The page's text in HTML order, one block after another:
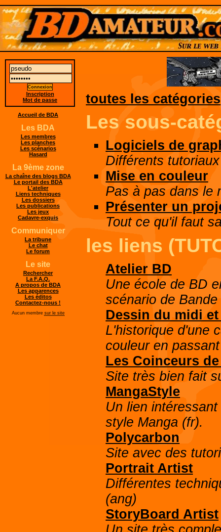
toutes les catégories
Les sous-
Logiciels de
Différents
Mise en couleur
Pas à pas dans le
Présenter un
Tout ce qu'il faut
les liens
Atelier BD
Une école de BD
scénario de
Dessin du midi
L'historique d'une
couleur en
Les Coinceurs
Site très bien fait
MangaStyle
Un lien
style Manga (fr).
Polycarbon
Site avec des
Portrait Artist
Différentes
(ang)
StoryBoard Artist
Inscription
Mot de passe
Accueil de BDA
Les BDA
Les membres
Les planches
Les scénarios
Hasard
La 9ème zone
La chaîne des blogs BDA
Le portail des BDA
L'atelier
Liens techniques
Les dossiers
Les publications
Les jeux
Cadavre-exquis
Communiquer
La tribune
Le chat
Le forum
Le site
Rechercher
La F.A.Q.
A propos de BDA
Les apparences
Les éditos
Contactez-nous !
Aucun membre sur le site